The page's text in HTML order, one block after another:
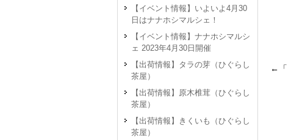
←「
【イベント情報】いよいよ4月30
日はナナホシマルシェ！
【イベント情報】ナナホシマルシ
ェ 2023年4月30日開催
【出荷情報】タラの芽（ひぐらし
茶屋）
【出荷情報】原木椎茸（ひぐらし
茶屋）
【出荷情報】きくいも（ひぐらし
茶屋）